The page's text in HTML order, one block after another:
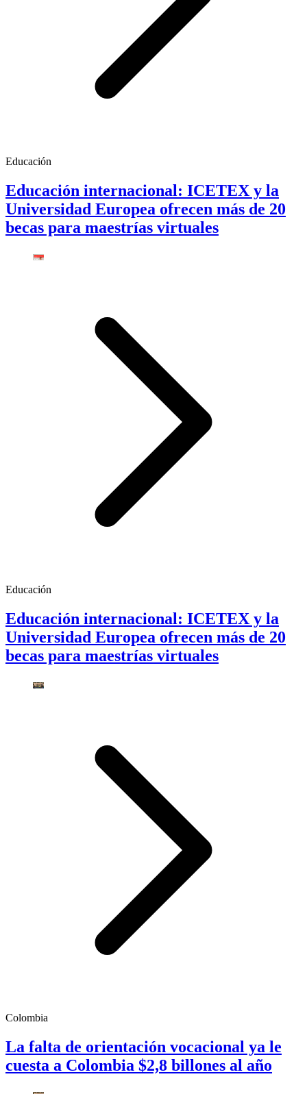
Educación
Educación internacional: ICETEX y la
Universidad Europea ofrecen más de 20
becas para maestrías virtuales
Educación
Educación internacional: ICETEX y la
Universidad Europea ofrecen más de 20
becas para maestrías virtuales
Colombia
La falta de orientación vocacional ya le
cuesta a Colombia $2,8 billones al año